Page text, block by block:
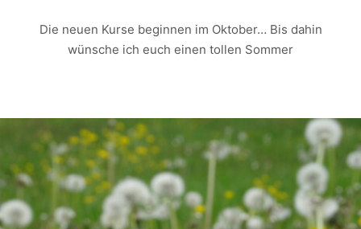
Die neuen Kurse beginnen im Oktober… Bis dahin
wünsche ich euch einen tollen Sommer